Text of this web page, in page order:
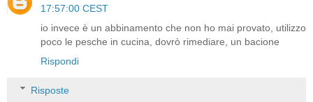
17:57:00 CEST
io invece è un abbinamento che non ho mai provato, utilizzo
poco le pesche in cucina, dovrò rimediare, un bacione
Rispondi
Risposte